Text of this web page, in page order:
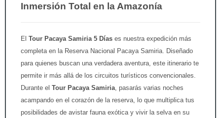
Inmersión Total en la Amazonía
El Tour Pacaya Samiria 5 Días es nuestra expedición más
completa en la Reserva Nacional Pacaya Samiria. Diseñado
para quienes buscan una verdadera aventura, este itinerario te
permite ir más allá de los circuitos turísticos convencionales.
Durante el Tour Pacaya Samiria , pasarás varias noches
acampando en el corazón de la reserva, lo que multiplica tus
posibilidades de avistar fauna exótica y vivir la selva en su